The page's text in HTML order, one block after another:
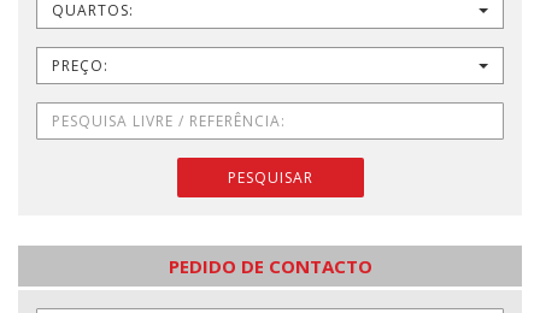
QUARTOS:
PREÇO:
PESQUISAR
PEDIDO DE CONTACTO